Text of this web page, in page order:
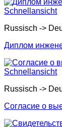
Schnellansicht
Russisch ->
Диплом
Schnellansicht
Russisch ->
Согласие о